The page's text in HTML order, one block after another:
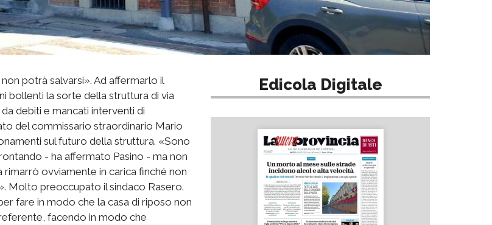
non potrà salvarsi». Ad affermarlo il
bollenti la sorte della struttura di via
debiti e mancati interventi di
del commissario straordinario Mario
sul futuro della struttura. «Sono
- ha affermato Pasino - ma non
ovviamente in carica finché non
Molto preoccupato il sindaco Rasero.
fare in modo che la casa di riposo non
facendo in modo che
Edicola Digitale